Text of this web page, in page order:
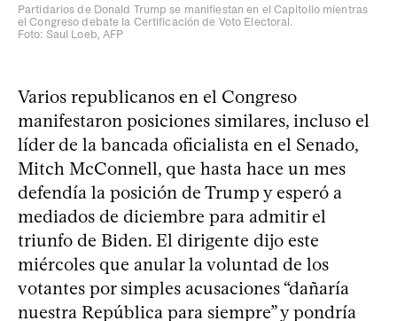
Partidarios de Donald Trump se manifiestan en el Capitolio mientras
el Congreso debate la Certificación de Voto Electoral.
Foto: Saul Loeb, AFP
Varios republicanos en el Congreso
manifestaron posiciones similares, incluso el
líder de la bancada oficialista en el Senado,
Mitch McConnell, que hasta hace un mes
defendía la posición de Trump y esperó a
mediados de diciembre para admitir el
triunfo de Biden. El dirigente dijo este
miércoles que anular la voluntad de los
votantes por simples acusaciones “dañaría
nuestra República para siempre” y pondría